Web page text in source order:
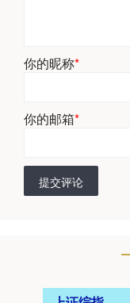
你的昵称*
你的邮箱*
提交评论